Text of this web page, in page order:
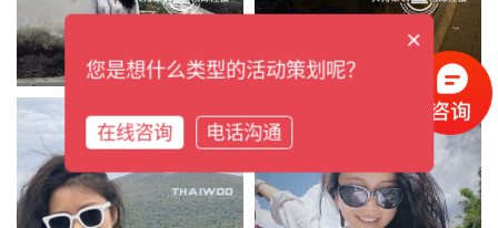
×
您是想什么类型的活动策划呢？
在线咨询 电话沟通